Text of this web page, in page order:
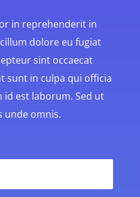
in reprehenderit in
dolore eu fugiat
sint occaecat
sunt in culpa qui officia
est laborum. Sed ut
unde omnis.